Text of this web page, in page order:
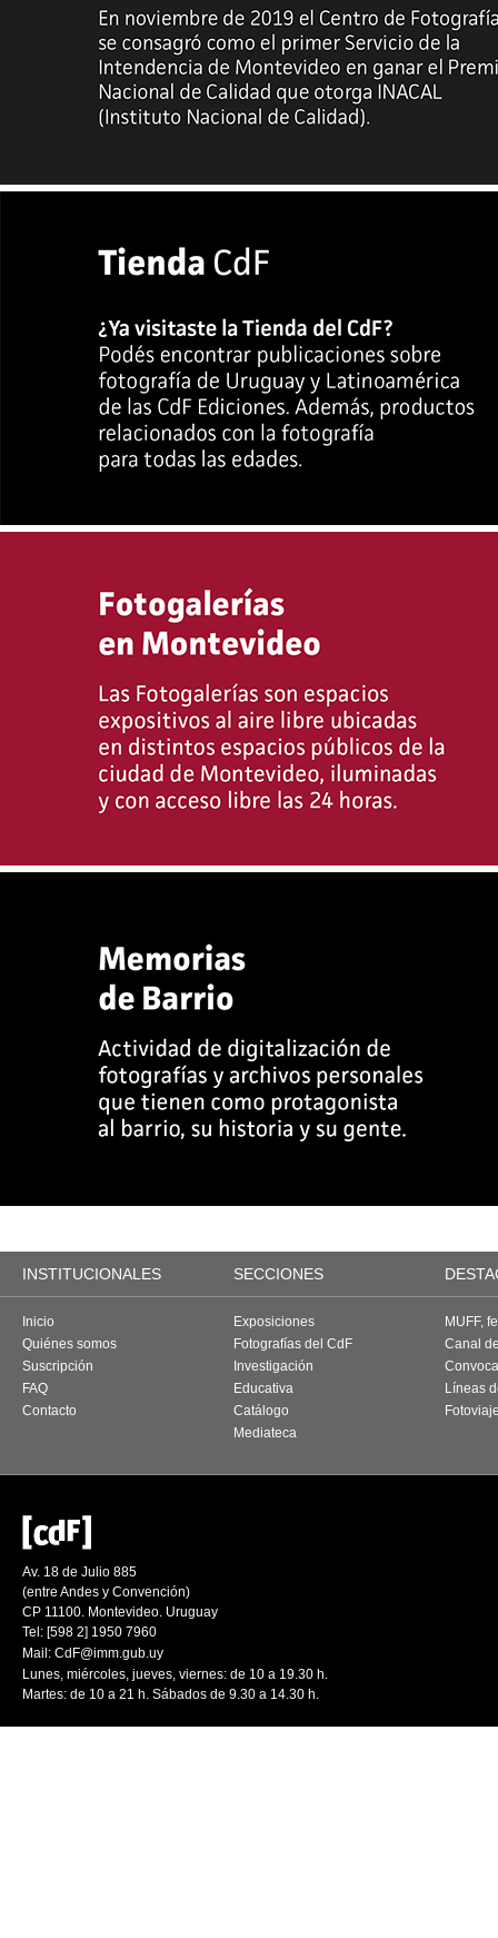
INSTITUCIONALES SECCIONES
Inicio
Quiénes somos
Suscripción
FAQ
Contacto
Exposiciones
Fotografías del CdF
Investigación
Educativa
Catálogo
Mediateca
MUFF,
Canal
Líneas
Av. 18 de Julio 885
(entre Andes y Convención)
CP 11100. Montevideo. Uruguay
Tel: [598 2] 1950 7960
Mail: CdF@imm.gub.uy
Lunes, miércoles, jueves, viernes: de 10 a 19.30 h.
Martes: de 10 a 21 h. Sábados de 9.30 a 14.30 h.